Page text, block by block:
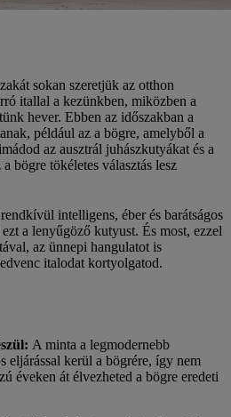
sokan szeretjük az otthon
itallal a kezünkben, miközben a
hever. Ebben az időszakban a
például az a bögre, amelyből a
az ausztrál juhászkutyákat és a
bögre tökéletes választás lesz
intelligens, éber és barátságos
a lenyűgöző kutyust. És most, ezzel
az ünnepi hangulatot is
italodat kortyolgatod.
A minta a legmodernebb
eljárással kerül a bögrére, így nem
éveken át élvezheted a bögre eredeti